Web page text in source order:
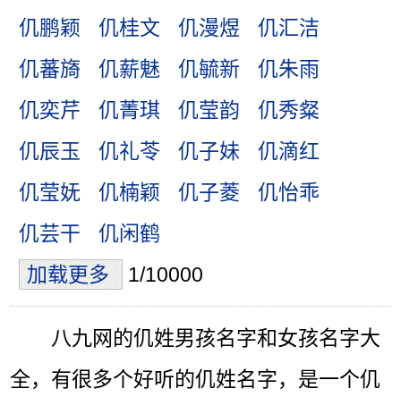
仉鹏颖
仉桂文 仉漫煜
仉汇洁
仉蕃旖
仉薪魅 仉毓新
仉朱雨
仉奕芹
仉菁琪 仉莹韵
仉秀粲
仉辰玉
仉礼苓 仉子妹
仉滴红
仉莹妩
仉楠颖 仉子菱
仉怡乖
仉芸干
仉闲鹤
加载更多
1/10000
八九网的仉姓男孩名字和女孩名字大
全，有很多个好听的仉姓名字，是一个仉